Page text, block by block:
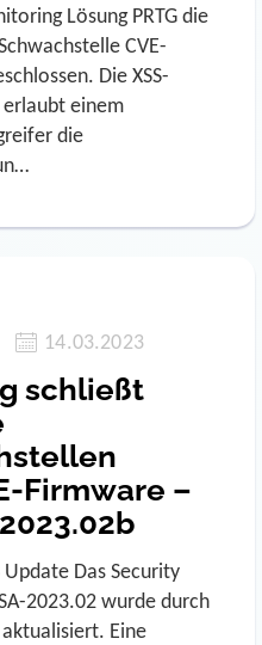
Lösung PRTG die
CVE-
Die XSS-
einem
die
14.03.2023
schließt
Firmware –
Das Security
2023.02 wurde durch
Eine